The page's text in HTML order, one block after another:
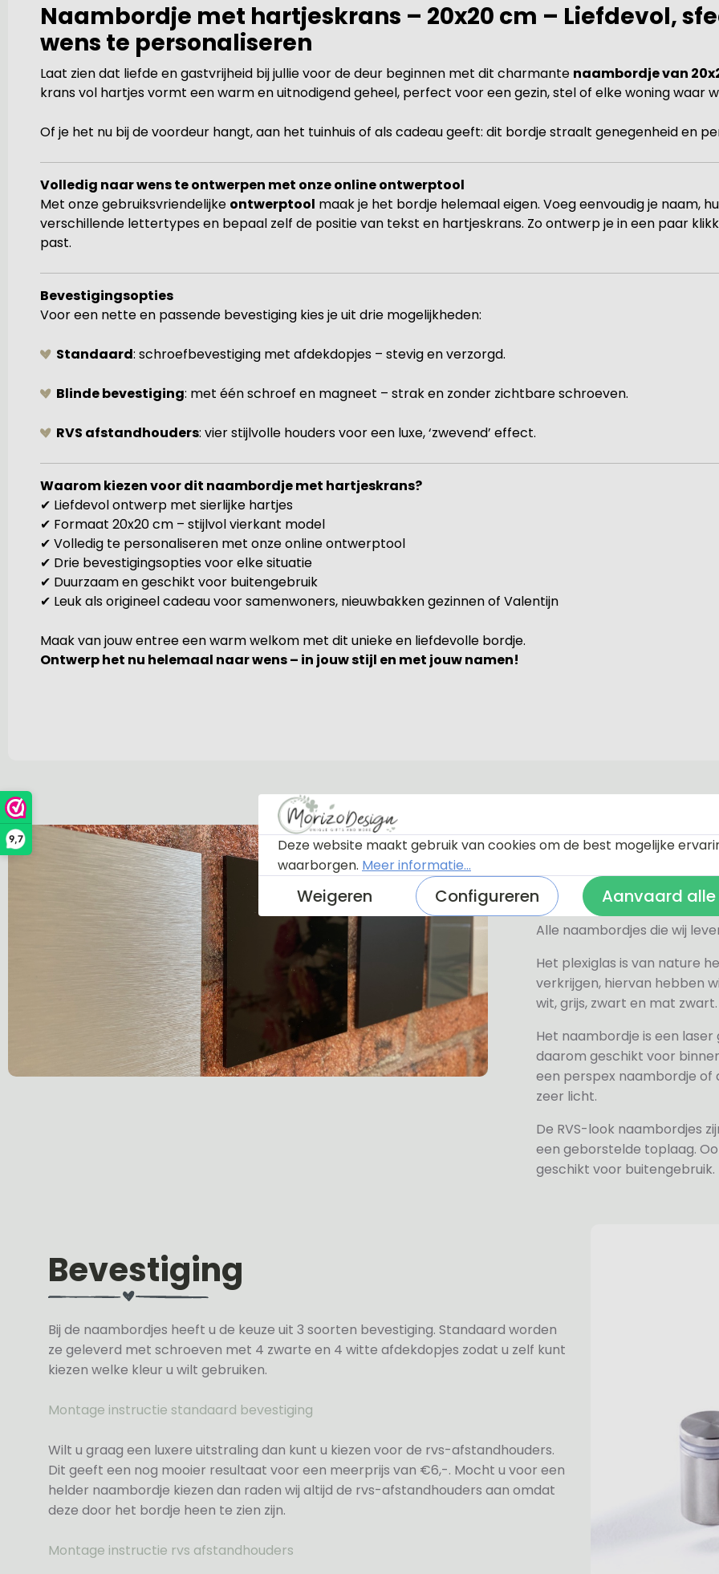
9,7
Naambordje met hartjeskrans – 20x20 cm – Liefdevol,
wens te personaliseren
Laat zien dat liefde en gastvrijheid bij jullie voor de deur beginnen met dit charmante naambordje van
krans vol hartjes vormt een warm en uitnodigend geheel, perfect voor een gezin, stel of elke woning waar
Of je het nu bij de voordeur hangt, aan het tuinhuis of als cadeau geeft: dit bordje straalt genegenheid en
Volledig naar wens te ontwerpen met onze online ontwerptool
Met onze gebruiksvriendelijke ontwerptool maak je het bordje helemaal eigen. Voeg eenvoudig je naam,
verschillende lettertypes en bepaal zelf de positie van tekst en hartjeskrans. Zo ontwerp je in een paar
past.
Bevestigingsopties
Voor een nette en passende bevestiging kies je uit drie mogelijkheden:
Standaard: schroefbevestiging met afdekdopjes – stevig en verzorgd.
Blinde bevestiging: met één schroef en magneet – strak en zonder zichtbare schroeven.
RVS afstandhouders: vier stijlvolle houders voor een luxe, ‘zwevend’ effect.
Waarom kiezen voor dit naambordje met hartjeskrans?
✔ Liefdevol ontwerp met sierlijke hartjes
✔ Formaat 20x20 cm – stijlvol vierkant model
✔ Volledig te personaliseren met onze online ontwerptool
✔ Drie bevestigingsopties voor elke situatie
✔ Duurzaam en geschikt voor buitengebruik
✔ Leuk als origineel cadeau voor samenwoners, nieuwbakken gezinnen of Valentijn
Maak van jouw entree een warm welkom met dit unieke en liefdevolle bordje.
Ontwerp het nu helemaal naar wens – in jouw stijl en met jouw namen!
Materiaal
Alle naambordjes die wij
Het plexiglas is van nature
verkrijgen, hiervan hebben
wit, grijs, zwart en mat zwart.
Het naambordje is een
daarom geschikt voor
een perspex naambordje
zeer licht.
De RVS-look naambordjes
een geborstelde toplaag.
geschikt voor buitengebruik.
Bevestiging
Bij de naambordjes heeft u de keuze uit 3 soorten bevestiging. Standaard worden
ze geleverd met schroeven met 4 zwarte en 4 witte afdekdopjes zodat u zelf kunt
kiezen welke kleur u wilt gebruiken.
Montage instructie standaard bevestiging
Wilt u graag een luxere uitstraling dan kunt u kiezen voor de rvs-afstandhouders.
Dit geeft een nog mooier resultaat voor een meerprijs van €6,-. Mocht u voor een
helder naambordje kiezen dan raden wij altijd de rvs-afstandhouders aan omdat
deze door het bordje heen te zien zijn.
Montage instructie rvs afstandhouders
Deze website maakt gebruik van cookies om de best mogelijke
waarborgen. Meer informatie...
Weigeren Configureren Aanvaard